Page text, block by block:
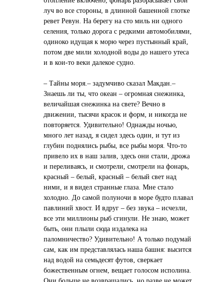
луч во все стороны, в длинной башенной глотке
ревет Ревун. На берегу на сто миль ни одного
селения, только дорога с редкими автомобилями,
одиноко идущая к морю через пустынный край,
потом две мили холодной воды до нашего утеса
и в кои-то веки далекое судно.
– Тайны моря.– задумчиво сказал Макдан.–
Знаешь ли ты, что океан – огромная снежинка,
величайшая снежинка на свете? Вечно в
движении, тысячи красок и форм, и никогда не
повторяется. Удивительно! Однажды ночью,
много лет назад, я сидел здесь один, и тут из
глубин поднялись рыбы, все рыбы моря. Что-то
привело их в наш залив, здесь они стали, дрожа
и переливаясь, и смотрели, смотрели на фонарь,
красный – белый, красный – белый свет над
ними, и я видел странные глаза. Мне стало
холодно. До самой полуночи в море будто плавал
павлиний хвост. И вдруг – без звука – исчезли,
все эти миллионы рыб сгинули. Не знаю, может
быть, они плыли сюда издалека на
паломничество? Удивительно! А только подумай
сам, как им представлялась наша башня: высится
над водой на семьдесят футов, сверкает
божественным огнем, вещает голосом исполина.